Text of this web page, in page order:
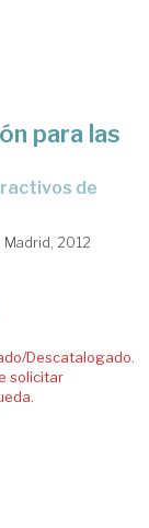
para las
Madrid, 2012
Descatalogado.
solicitar